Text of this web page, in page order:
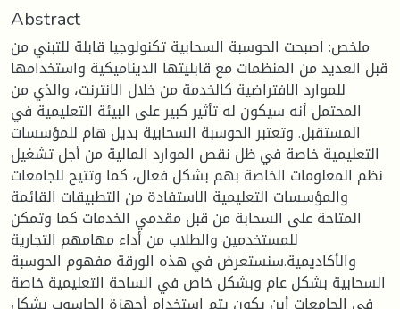
Abstract
ملخص: اصبحت الحوسبة السحابية تكنولوجيا قابلة للتبني من
قبل العديد من المنظمات مع قابليتها الديناميكية واستخدامها
للموارد الافتراضية كالخدمة من خلال الانترنت، والذي من
المحتمل أنه سيكون له تأثير كبير على البيئة التعليمية في
المستقبل. وتعتبر الحوسبة السحابية بديل هام للمؤسسات
التعليمية خاصة في ظل نقص الموارد المالية من أجل تشغيل
نظم المعلومات الخاصة بهم بشكل فعال، كما وتتيح للجامعات
والمؤسسات التعليمية الاستفادة من التطبيقات القائمة
المتاحة على السحابة من قبل مقدمي الخدمات كما وتمكن
للمستخدمين والطلاب من أداء مهامهم التجارية
والأكاديمية.سنستعرض في هذه الورقة مفهوم الحوسبة
السحابية بشكل عام وبشكل خاص في الساحة التعليمية خاصة